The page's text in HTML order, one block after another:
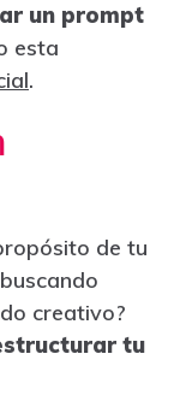
un prompt
esta
.
de tu
creativo?
tu